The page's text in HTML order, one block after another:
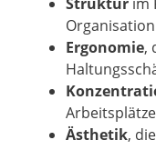
Organisation
Ergonomie,
Arbeitsplätze
Ästhetik,